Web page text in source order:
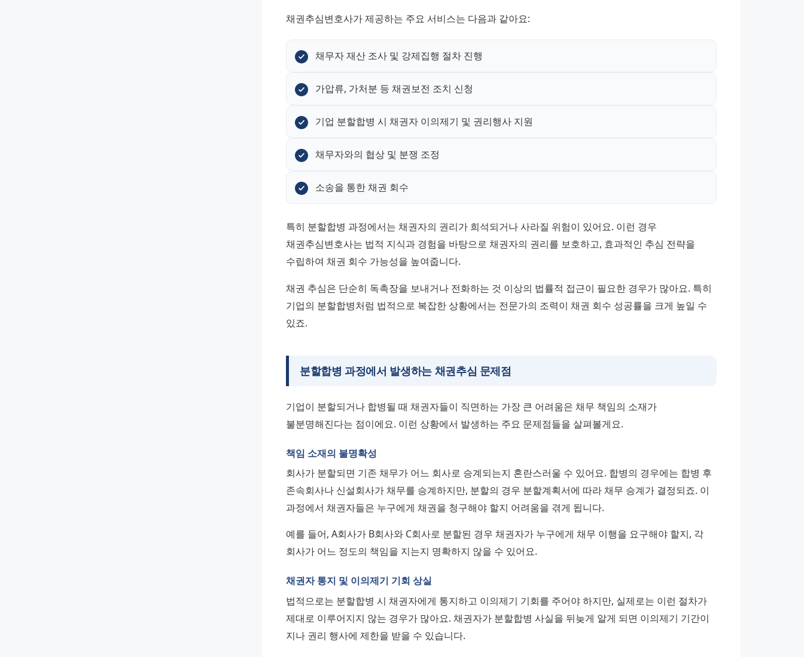
채권추심변호사가 제공하는 주요 서비스는 다음과 같아요:
채무자 재산 조사 및 강제집행 절차 진행
가압류, 가처분 등 채권보전 조치 신청
기업 분할합병 시 채권자 이의제기 및 권리행사 지원
채무자와의 협상 및 분쟁 조정
소송을 통한 채권 회수
특히 분할합병 과정에서는 채권자의 권리가 희석되거나 사라질 위험이 있어요. 이런 경우
채권추심변호사는 법적 지식과 경험을 바탕으로 채권자의 권리를 보호하고, 효과적인 추심 전략을
수립하여 채권 회수 가능성을 높여줍니다.
채권 추심은 단순히 독촉장을 보내거나 전화하는 것 이상의 법률적 접근이 필요한 경우가 많아요. 특히
기업의 분할합병처럼 법적으로 복잡한 상황에서는 전문가의 조력이 채권 회수 성공률을 크게 높일 수
있죠.
분할합병 과정에서 발생하는 채권추심 문제점
기업이 분할되거나 합병될 때 채권자들이 직면하는 가장 큰 어려움은 채무 책임의 소재가
불분명해진다는 점이에요. 이런 상황에서 발생하는 주요 문제점들을 살펴볼게요.
책임 소재의 불명확성
회사가 분할되면 기존 채무가 어느 회사로 승계되는지 혼란스러울 수 있어요. 합병의 경우에는 합병 후
존속회사나 신설회사가 채무를 승계하지만, 분할의 경우 분할계획서에 따라 채무 승계가 결정되죠. 이
과정에서 채권자들은 누구에게 채권을 청구해야 할지 어려움을 겪게 됩니다.
예를 들어, A회사가 B회사와 C회사로 분할된 경우 채권자가 누구에게 채무 이행을 요구해야 할지, 각
회사가 어느 정도의 책임을 지는지 명확하지 않을 수 있어요.
채권자 통지 및 이의제기 기회 상실
법적으로는 분할합병 시 채권자에게 통지하고 이의제기 기회를 주어야 하지만, 실제로는 이런 절차가
제대로 이루어지지 않는 경우가 많아요. 채권자가 분할합병 사실을 뒤늦게 알게 되면 이의제기 기간이
지나 권리 행사에 제한을 받을 수 있습니다.